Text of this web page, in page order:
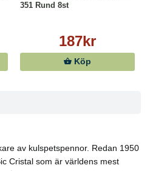
351 Rund 8st
187kr
Köp
av kulspetspennor. Redan 1950
Cristal som är världens mest